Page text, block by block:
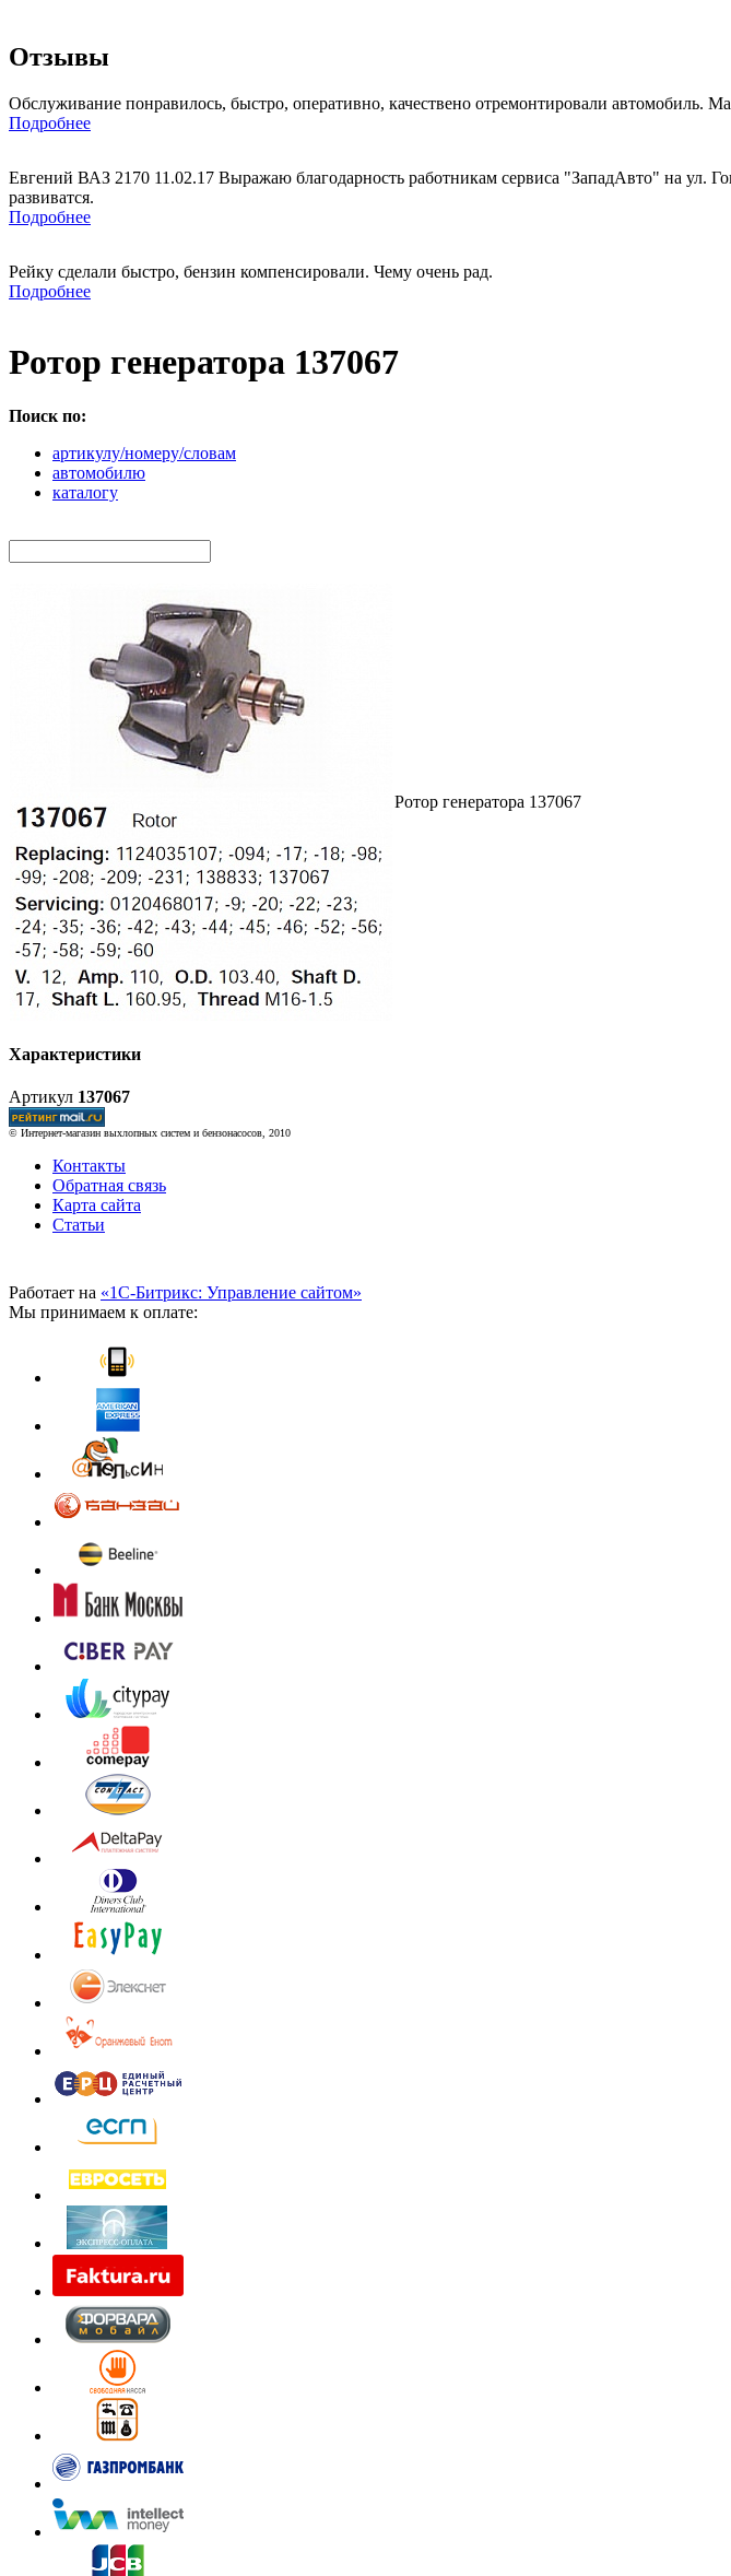
Отзывы
Обслуживание понравилось, быстро, оперативно, качествено отремонтировали автомобиль.
Подробнее
Евгений ВАЗ 2170 11.02.17 Выражаю благодарность работникам сервиса "ЗападАвто" на ул.
развиватся.
Подробнее
Рейку сделали быстро, бензин компенсировали. Чему очень рад.
Подробнее
Ротор генератора 137067
Поиск по:
артикулу/номеру/словам
автомобилю
каталогу
Ротор генератора 137067
Характеристики
Артикул 137067
© Интернет-магазин выхлопных систем и бензонасосов, 2010
Контакты
Обратная связь
Карта сайта
Статьи
Работает на «1С-Битрикс: Управление сайтом»
Мы принимаем к оплате: